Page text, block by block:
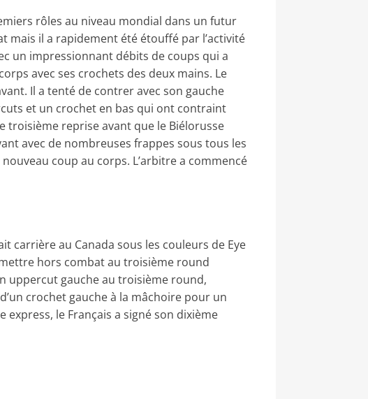
rôles au niveau mondial dans un futur
mais il a rapidement été étouffé par l’activité
un impressionnant débits de coups qui a
avec ses crochets des deux mains. Le
Il a tenté de contrer avec son gauche
et un crochet en bas qui ont contraint
troisième reprise avant que le Biélorusse
avec de nombreuses frappes sous tous les
coup au corps. L’arbitre a commencé
carrière au Canada sous les couleurs de Eye
hors combat au troisième round
uppercut gauche au troisième round,
crochet gauche à la mâchoire pour un
le Français a signé son dixième